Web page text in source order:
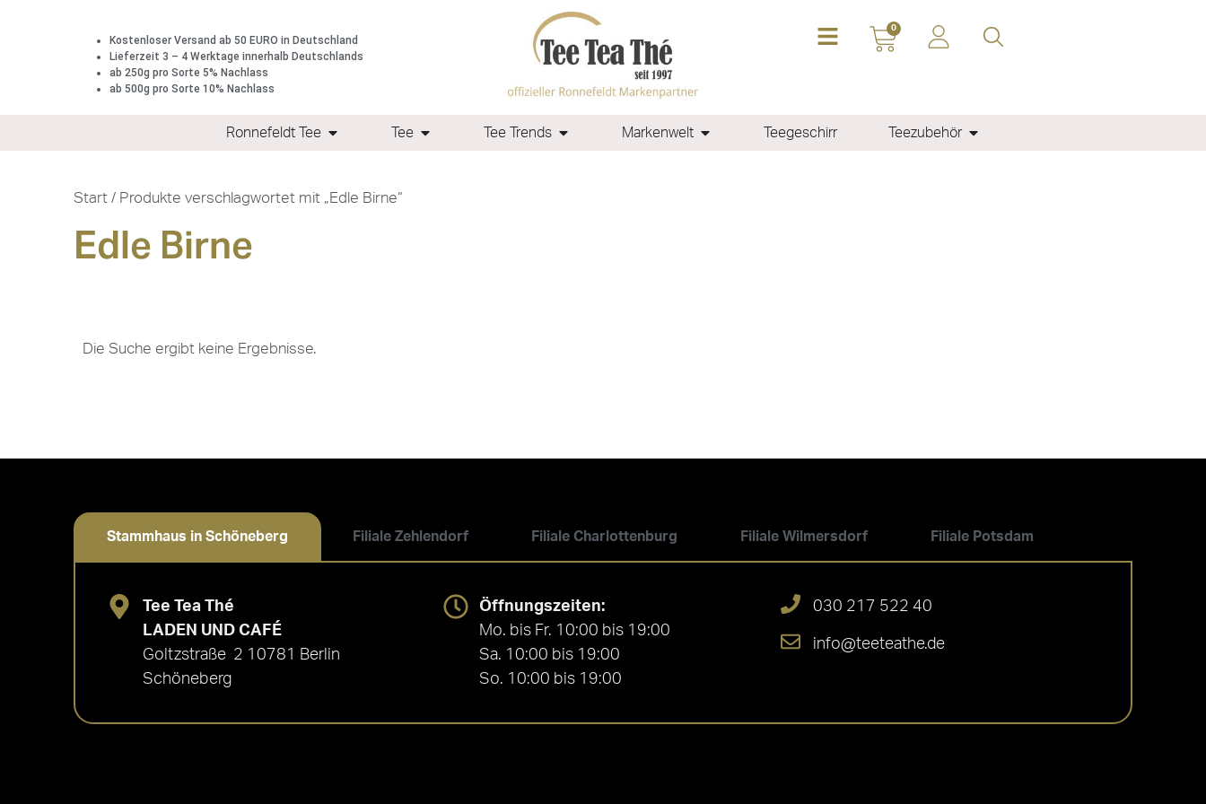
Kostenloser Versand ab 50 EURO in Deutschland
Lieferzeit 3 – 4 Werktage innerhalb Deutschlands
ab 250g pro Sorte 5% Nachlass
ab 500g pro Sorte 10% Nachlass
0
Ronnefeldt Tee Tee Tee Trends Markenwelt Teegeschirr Teezubehör
Start / Produkte verschlagwortet mit „Edle Birne“
Edle Birne
Die Suche ergibt keine Ergebnisse.
Stammhaus in Schöneberg Filiale Zehlendorf Filiale Charlottenburg Filiale Wilmersdorf Filiale Potsdam
Tee Tea Thé
LADEN UND CAFÉ
Goltzstraße 2 10781 Berlin
Schöneberg
Öffnungszeiten:
Mo. bis Fr. 10:00 bis 19:00
Sa. 10:00 bis 19:00
So. 10:00 bis 19:00
030 217 522 40
info@teeteathe.de